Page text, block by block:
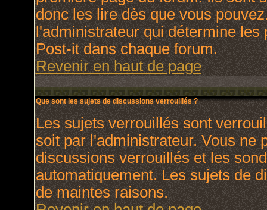
donc les lire dès que vous
l'administrateur qui détermine
Post-it dans chaque forum.
Revenir en haut de page
Que sont les sujets de discussions verrouillés ?
Les sujets verrouillés sont
soit par l'administrateur. Vous ne
discussions verrouillés et les
automatiquement. Les sujets de
de maintes raisons.